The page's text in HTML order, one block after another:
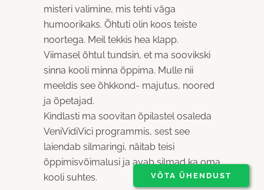
misteri valimine, mis tehti väga
humoorikaks. Õhtuti olin koos teiste
noortega. Meil tekkis hea klapp.
Viimasel õhtul tundsin, et ma soovikski
sinna kooli minna õppima. Mulle nii
meeldis see õhkkond- majutus, noored
ja õpetajad.
Kindlasti ma soovitan õpilastel osaleda
VeniVidiVici programmis, sest see
laiendab silmaringi, näitab teisi
õppimisvõimalusi ja avab silmad ka oma
kooli suhtes.
VÕTA ÜHENDUST